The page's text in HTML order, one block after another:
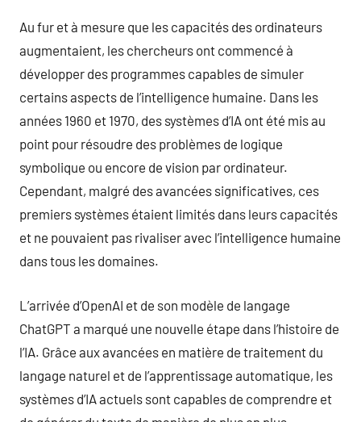
Au fur et à mesure que les capacités des ordinateurs
augmentaient, les chercheurs ont commencé à
développer des programmes capables de simuler
certains aspects de l’intelligence humaine. Dans les
années 1960 et 1970, des systèmes d’IA ont été mis au
point pour résoudre des problèmes de logique
symbolique ou encore de vision par ordinateur.
Cependant, malgré des avancées significatives, ces
premiers systèmes étaient limités dans leurs capacités
et ne pouvaient pas rivaliser avec l’intelligence humaine
dans tous les domaines.
L’arrivée d’OpenAI et de son modèle de langage
ChatGPT a marqué une nouvelle étape dans l’histoire de
l’IA. Grâce aux avancées en matière de traitement du
langage naturel et de l’apprentissage automatique, les
systèmes d’IA actuels sont capables de comprendre et